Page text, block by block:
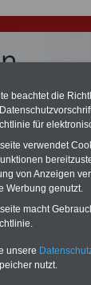
für
(Berlin muss
Auch beim
mind. 3.000 und
heraus, die
.
beachtet die
für
verwendet
von Anzeigen
Werbung genutzt.
macht
unsere
nutzt.